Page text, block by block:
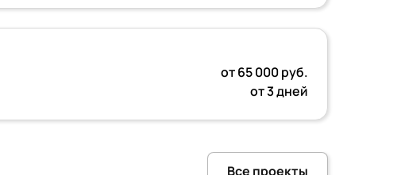
от 65 000 руб.
от 3 дней
Все проекты